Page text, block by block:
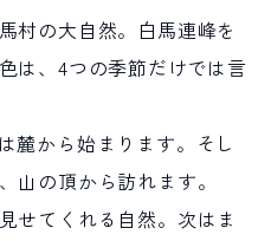
村の大自然。白馬連峰を
は、4つの季節だけでは言
麓から始まります。そし
山の頂から訪れます。
せてくれる自然。次はま